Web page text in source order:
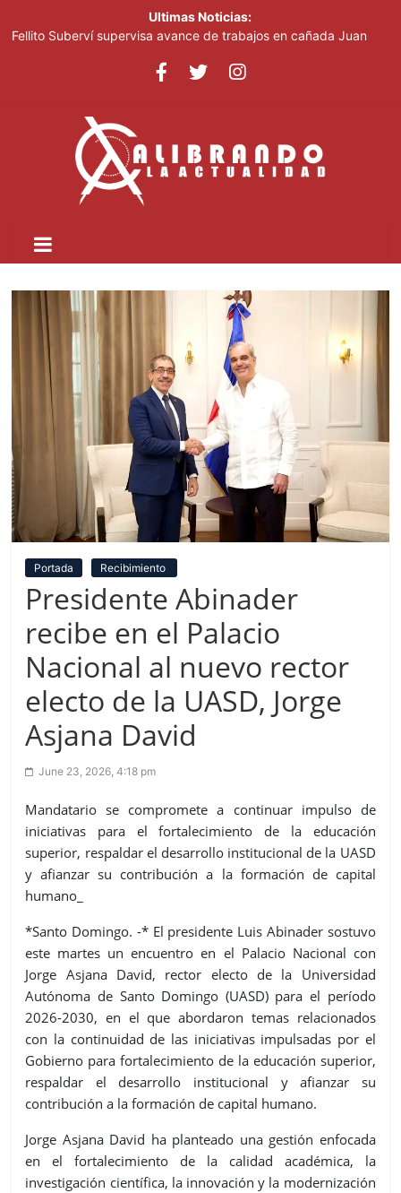
Ultimas Noticias:
Fellito Suberví supervisa avance de trabajos en cañada Juan
República Dominicana será sede del 1.er Congreso Internacional
COOPNAMA convoca a sus asociados a participar en las
Asambleas Distritales y General Ordinaria de Delegados
MICM lleva la Ruta Mipymes a San Pedro de Macorís
TNR e IICA unen esfuerzos para potenciar la modernización
agrícola en República Dominicana
Portada Recibimiento
Presidente Abinader
recibe en el Palacio
Nacional al nuevo rector
electo de la UASD, Jorge
Asjana David
June 23, 2026, 4:18 pm
Mandatario se compromete a continuar impulso de
iniciativas para el fortalecimiento de la educación
superior, respaldar el desarrollo institucional de la UASD
y afianzar su contribución a la formación de capital
humano_
*Santo Domingo. -* El presidente Luis Abinader sostuvo
este martes un encuentro en el Palacio Nacional con
Jorge Asjana David, rector electo de la Universidad
Autónoma de Santo Domingo (UASD) para el período
2026-2030, en el que abordaron temas relacionados
con la continuidad de las iniciativas impulsadas por el
Gobierno para fortalecimiento de la educación superior,
respaldar el desarrollo institucional y afianzar su
contribución a la formación de capital humano.
Jorge Asjana David ha planteado una gestión enfocada
en el fortalecimiento de la calidad académica, la
investigación científica, la innovación y la modernización